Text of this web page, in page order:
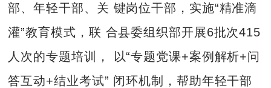
部、年轻干部、关 键岗位干部，实施“精准滴
灌”教育模式，联 合县委组织部开展6批次415
人次的专题培训， 以“专题党课+案例解析+问
答互动+结业考试” 闭环机制，帮助年轻干部